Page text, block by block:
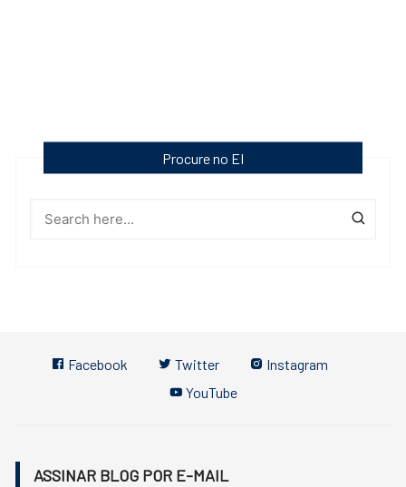
Procure no EI
Facebook Twitter
Instagram
YouTube
ASSINAR BLOG POR E-MAIL